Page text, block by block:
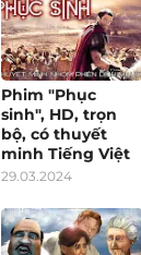
Phim "Phục
sinh", HD, trọn
bộ, có thuyết
minh Tiếng Việt
29.03.2024